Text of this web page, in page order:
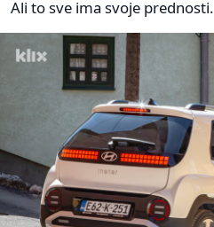
Ali to sve ima svoje prednosti.